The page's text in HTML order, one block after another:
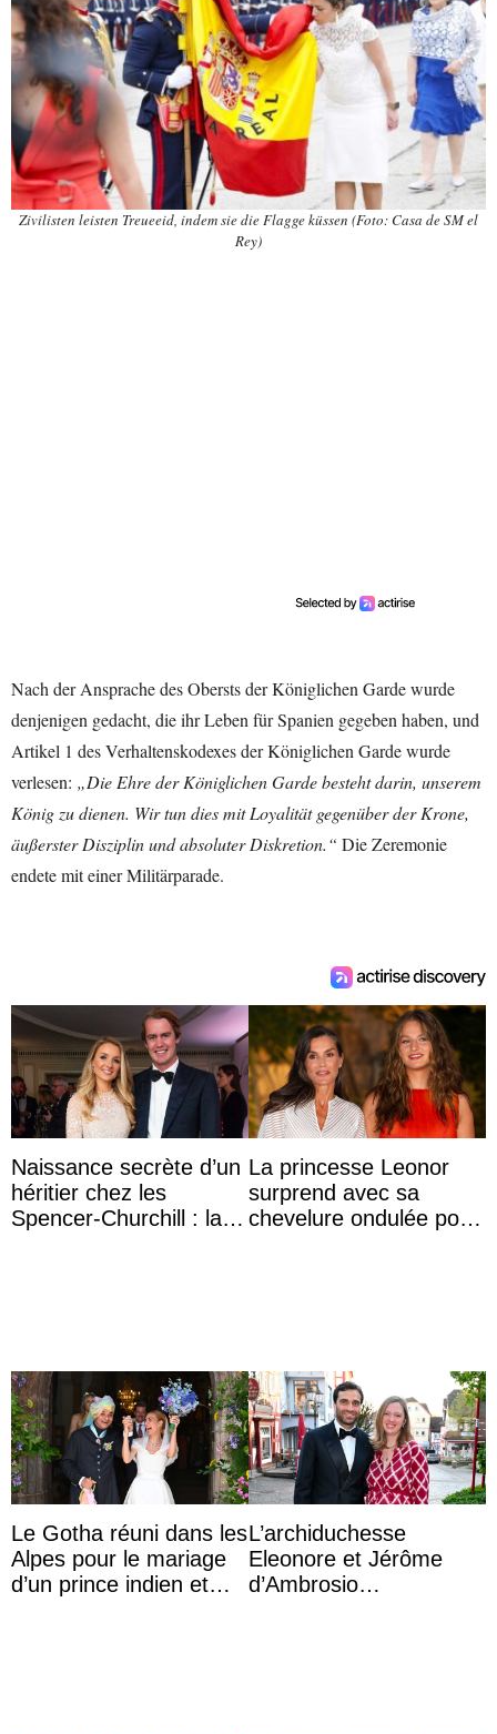
Zivilisten leisten Treueeid, indem sie die Flagge küssen (Foto: Casa de SM el
Rey)
Nach der Ansprache des Obersts der Königlichen Garde wurde
denjenigen gedacht, die ihr Leben für Spanien gegeben haben, und
Artikel 1 des Verhaltenskodexes der Königlichen Garde wurde
verlesen: „Die Ehre der Königlichen Garde besteht darin, unserem
König zu dienen. Wir tun dies mit Loyalität gegenüber der Krone,
äußerster Disziplin und absoluter Diskretion.“ Die Zeremonie
endete mit einer Militärparade.
Naissance secrète d’un
héritier chez les
Spencer-Churchill : la
La princesse Leonor
surprend avec sa
chevelure ondulée pour
Le Gotha réuni dans les
Alpes pour le mariage
d’un prince indien et
L’archiduchesse
Eleonore et Jérôme
d’Ambrosio